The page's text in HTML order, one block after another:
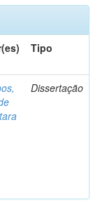
Tipo
Dissertação